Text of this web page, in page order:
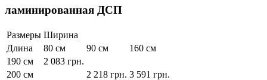
ламинированная ДСП
Размеры Ширина
Длина
80 см 90 см
160 см
190 см
2 083 грн.
200 см
2 218 грн. 3 591 грн.